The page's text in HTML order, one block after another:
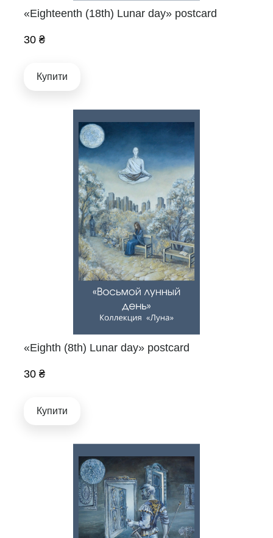
«Eighteenth (18th) Lunar day» postcard
30 ₴
Купити
«Eighth (8th) Lunar day» postcard
30 ₴
Купити